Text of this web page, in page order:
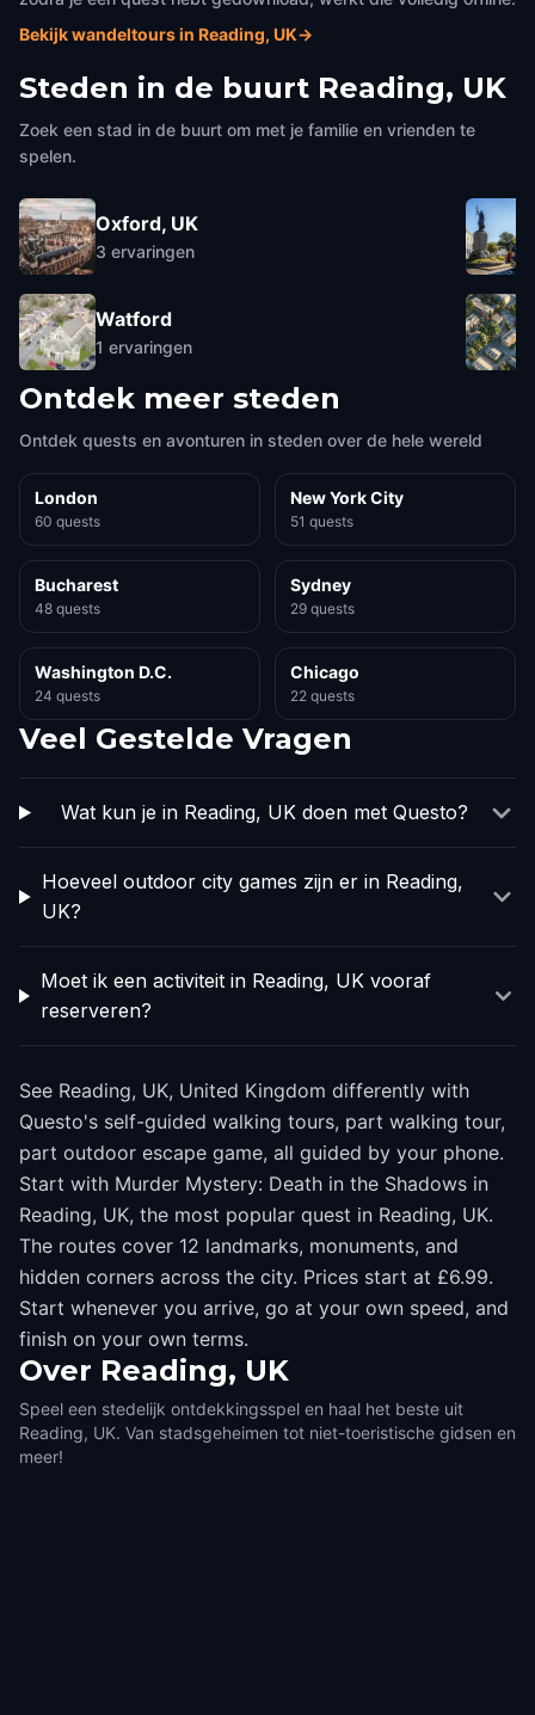
Bekijk wandeltours in Reading, UK→
Steden in de buurt Reading, UK
Zoek een stad in de buurt om met je familie en vrienden te
spelen.
Oxford, UK
3 ervaringen
Watford
1 ervaringen
Ontdek meer steden
Ontdek quests en avonturen in steden over de hele wereld
London
60 quests
New York City
51 quests
Bucharest
48 quests
Sydney
29 quests
Washington D.C.
24 quests
Chicago
22 quests
Veel Gestelde Vragen
Wat kun je in Reading, UK doen met Questo?
Hoeveel outdoor city games zijn er in Reading,
UK?
Moet ik een activiteit in Reading, UK vooraf
reserveren?
See Reading, UK, United Kingdom differently with
Questo's self-guided walking tours, part walking tour,
part outdoor escape game, all guided by your phone.
Start with Murder Mystery: Death in the Shadows in
Reading, UK, the most popular quest in Reading, UK.
The routes cover 12 landmarks, monuments, and
hidden corners across the city. Prices start at £6.99.
Start whenever you arrive, go at your own speed, and
finish on your own terms.
Over Reading, UK
Speel een stedelijk ontdekkingsspel en haal het beste uit
Reading, UK. Van stadsgeheimen tot niet-toeristische gidsen en
meer!